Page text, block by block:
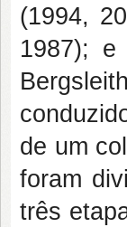
(1994,
1987); e
de um
foram
três